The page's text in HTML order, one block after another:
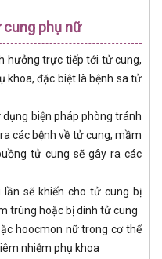
cung phụ nữ
hưởng trực tiếp tới tử cung,
khoa, đặc biệt là bệnh sa tử
biện pháp phòng tránh
các bệnh về tử cung, mầm
tử cung sẽ gây ra các
sẽ khiến cho tử cung bị
trùng hoặc bị dính tử cung
hoocmon nữ trong cơ thể
nhiễm phụ khoa